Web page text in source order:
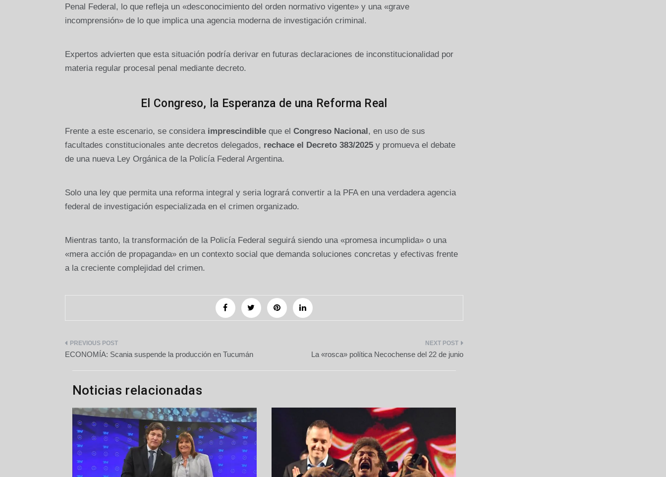
Penal Federal, lo que refleja un «desconocimiento del orden normativo vigente» y una «grave
incomprensión» de lo que implica una agencia moderna de investigación criminal.
Expertos advierten que esta situación podría derivar en futuras declaraciones de inconstitucionalidad por
materia regular procesal penal mediante decreto.
El Congreso, la Esperanza de una Reforma Real
Frente a este escenario, se considera imprescindibleque el Congreso Nacional , en uso de sus
facultades constitucionales ante decretos delegados, rechace el Decreto 383/2025y promueva el debate
de una nueva Ley Orgánica de la Policía Federal Argentina.
Solo una ley que permita una reforma integral y seria logrará convertir a la PFA en una verdadera agencia
federal de investigación especializada en el crimen organizado.
Mientras tanto, la transformación de la Policía Federal seguirá siendo una «promesa incumplida» o una
«mera acción de propaganda» en un contexto social que demanda soluciones concretas y efectivas frente
a la creciente complejidad del crimen.
Navegación
de
entradas
ECONOMÍA: Scania suspende la producción en Tucumán La «rosca» política Necochense del 22 de junio
Noticias relacionadas